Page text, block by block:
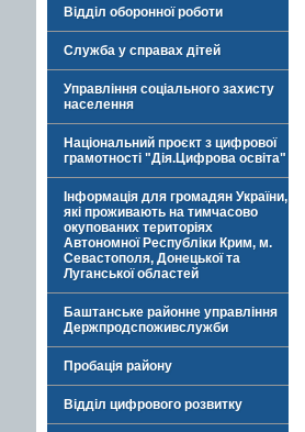
Відділ оборонної роботи
Служба у справах дітей
Управління соціального захисту
населення
Національний проєкт з цифрової
грамотності "Дія.Цифрова освіта"
Інформація для громадян України,
які проживають на тимчасово
окупованих територіях
Автономної Республіки Крим, м.
Севастополя, Донецької та
Луганської областей
Баштанське районне управління
Держпродспоживслужби
Пробація району
Відділ цифрового розвитку